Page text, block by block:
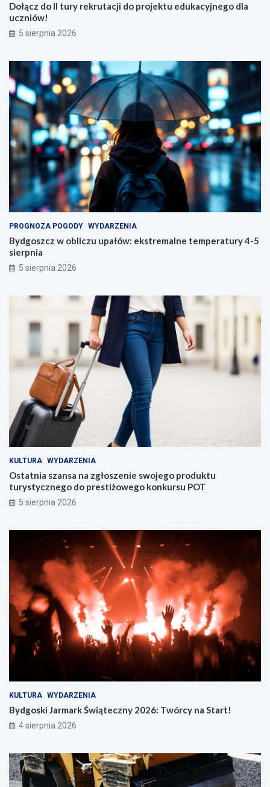
Dołącz do II tury rekrutacji do projektu edukacyjnego dla
uczniów!
5 sierpnia 2026
PROGNOZA POGODY WYDARZENIA
Bydgoszcz w obliczu upałów: ekstremalne temperatury 4-5
sierpnia
5 sierpnia 2026
KULTURA WYDARZENIA
Ostatnia szansa na zgłoszenie swojego produktu
turystycznego do prestiżowego konkursu POT
5 sierpnia 2026
KULTURA WYDARZENIA
Bydgoski Jarmark Świąteczny 2026: Twórcy na Start!
4 sierpnia 2026